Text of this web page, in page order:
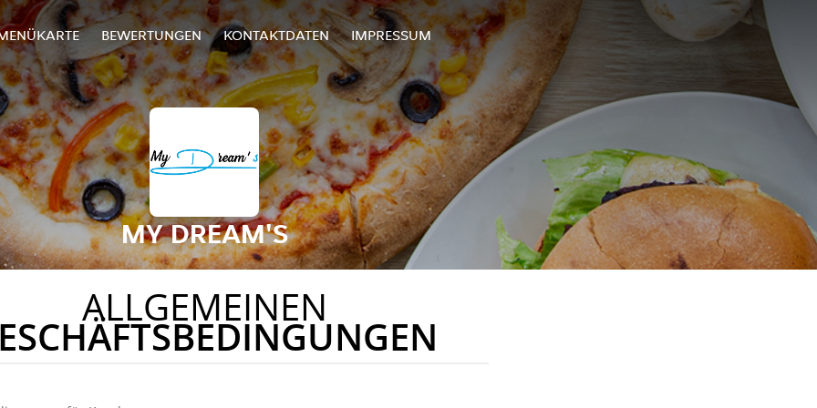
BEWERTUNGEN KONTAKTDATEN IMPRESSUM
MY DREAM'S
ALLGEMEINEN